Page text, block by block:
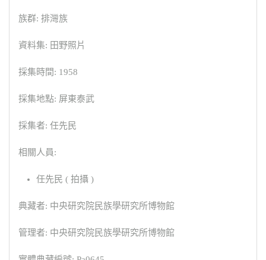
族群: 排灣族
資料集: 田野照片
採集時間: 1958
採集地點: 屏東泰武
採集者: 任先民
相關人員:
任先民 ( 拍攝 )
典藏者: 中央研究院民族學研究所博物館
管理者: 中央研究院民族學研究所博物館